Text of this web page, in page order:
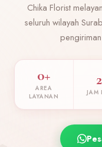
Chika Florist
seluruh wilayah
0+
AREA
LAYANAN
JAM